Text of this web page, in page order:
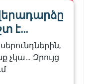
է…
չկա… Զրույց